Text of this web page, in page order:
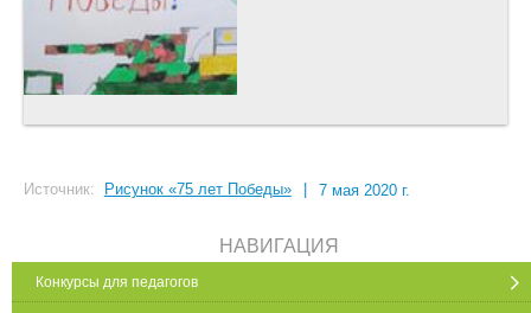
Источник: Рисунок «75 лет Победы» 7 мая 2020 г.
НАВИГАЦИЯ
Конкурсы для педагогов